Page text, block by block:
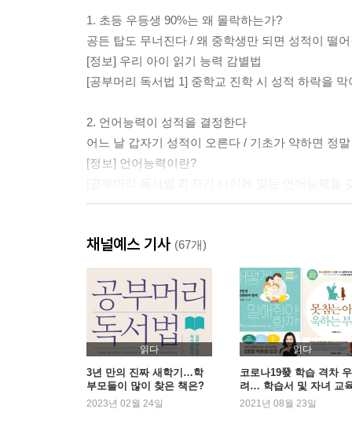
1. 초등 우등생 90%는 왜 몰락하는가?
공든 탑도 무너진다 / 왜 중학생만 되면 성적이 떨
[정보] 우리 아이 읽기 능력 감별법
[공부머리 독서법 1] 중학교 진학 시 성적 하락을
2. 언어능력이 성적을 결정한다
어느 날 갑자기 성적이 오른다 / 기초가 약하면 정
[정보] 언어능력이란?
독서교육의 핵심은 ‘지식’이 아닌 ‘재미’ / 2주 한
책을 좋아하는데 공부를 못해요
[정보] 재미있는 책 고르는 법
[공부머리 독서법 3] 언어능력을 단시간에 높이는
4. 이야기책도 싫다는 우리 아이, 어떻게 할까?
정말 어휘력이 약해서 못 읽는 걸까? / 이야기책
[정보] 우리 아이 독서 습관 체크리스트
[공부머리 독서법 4] 읽기 열등 상태를 극복하는 초
채널예스 기사 (67개)
읽다
3년 만의 진짜 새학기…학
부모들이 많이 찾은 책은?
2023년 02월 24일
읽다
코로나19發 학습 격차 우
려… 학습서 및 자녀 교
판매량 상승세
2021년 08월 23일